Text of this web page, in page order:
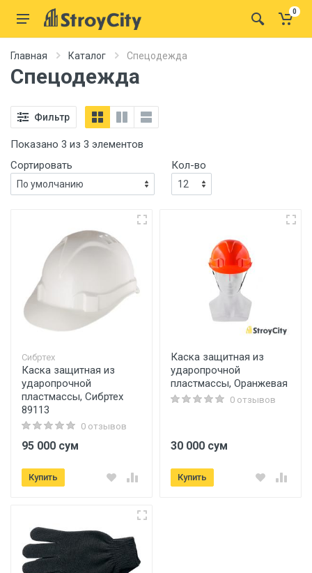
0
Главная Каталог Спецодежда
Спецодежда
Фильтр
Показано 3 из 3 элементов
Сортировать
Кол-во
Сибртех
Каска защитная из
ударопрочной
пластмассы, Сибртех
89113
0 отзывов
95 000 сум
Купить
Каска защитная из
ударопрочной
пластмассы, Оранжевая
0 отзывов
30 000 сум
Купить